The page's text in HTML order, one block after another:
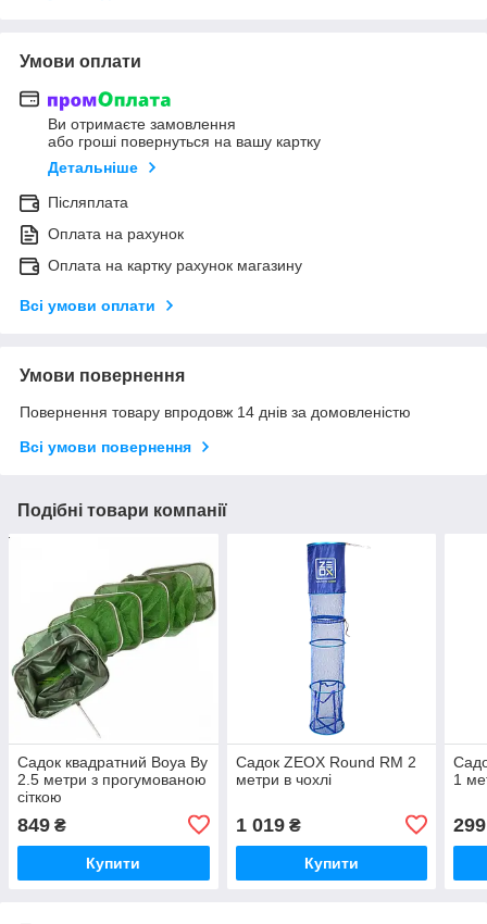
Умови оплати
Ви отримаєте замовлення
або гроші повернуться на вашу картку
Детальніше
Післяплата
Оплата на рахунок
Оплата на картку рахунок магазину
Всі умови оплати
Умови повернення
Повернення товару впродовж 14 днів за домовленістю
Всі умови повернення
Подібні товари компанії
Садок квадратний Boya By
2.5 метри з прогумованою
сіткою
849 ₴
Купити
Садок ZEOX Round RM 2
метри в чохлі
1 019₴
Купити
1
299